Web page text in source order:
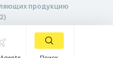
продукцию